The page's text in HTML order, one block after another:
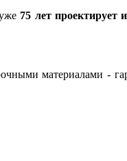
75 лет проектирует
материалами -